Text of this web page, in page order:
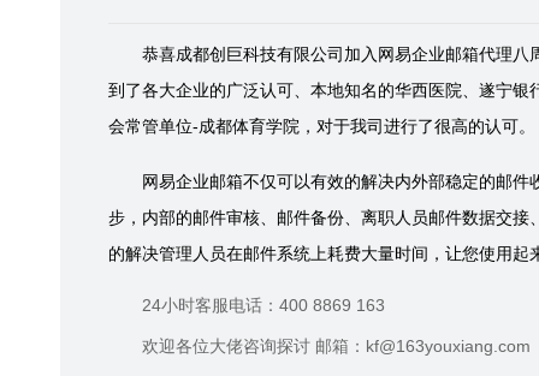
恭喜成都创巨科技有限公司加入网易企业邮箱代理
到了各大企业的广泛认可、本地知名的华西医院、遂宁
会常管单位-成都体育学院，对于我司进行了很高的认可。
网易企业邮箱不仅可以有效的解决内外部稳定的邮
步，内部的邮件审核、邮件备份、离职人员邮件数据交
的解决管理人员在邮件系统上耗费大量时间，让您使用起
24小时客服电话：400 8869 163
欢迎各位大佬咨询探讨 邮箱：kf@163youxiang.com